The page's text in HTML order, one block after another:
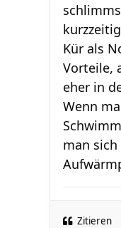
Kür als
Vorteile,
eher in
Wenn
man
Zitieren